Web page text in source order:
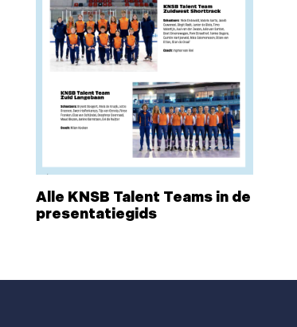
Alle KNSB Talent Teams in de
presentatiegids